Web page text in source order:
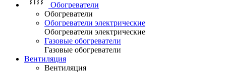
Обогреватели
Обогреватели
Обогреватели электрические
Обогреватели электрические
Газовые обогреватели
Газовые обогреватели
Вентиляция
Вентиляция